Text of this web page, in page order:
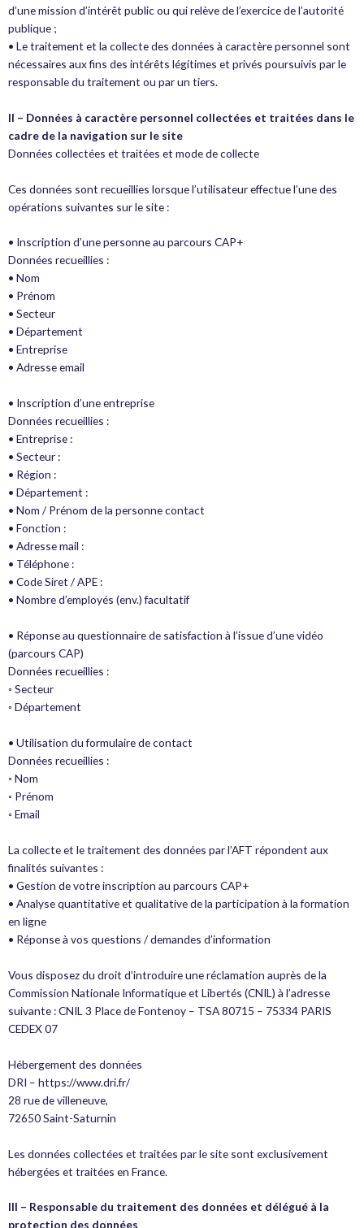
d’une mission d’intérêt public ou qui relève de l’exercice de l’autorité
publique ;
• Le traitement et la collecte des données à caractère personnel sont
nécessaires aux fins des intérêts légitimes et privés poursuivis par le
responsable du traitement ou par un tiers.
II – Données à caractère personnel collectées et traitées dans le
cadre de la navigation sur le site
Données collectées et traitées et mode de collecte
Ces données sont recueillies lorsque l’utilisateur effectue l’une des
opérations suivantes sur le site :
• Inscription d’une personne au parcours CAP+
Données recueillies :
• Nom
• Prénom
• Secteur
• Département
• Entreprise
• Adresse email
• Inscription d’une entreprise
Données recueillies :
• Entreprise :
• Secteur :
• Région :
• Département :
• Nom / Prénom de la personne contact
• Fonction :
• Adresse mail :
• Téléphone :
• Code Siret / APE :
• Nombre d’employés (env.) facultatif
• Réponse au questionnaire de satisfaction à l’issue d’une vidéo
(parcours CAP)
Données recueillies :
◦ Secteur
◦ Département
• Utilisation du formulaire de contact
Données recueillies :
◦ Nom
◦ Prénom
◦ Email
La collecte et le traitement des données par l’AFT répondent aux
finalités suivantes :
• Gestion de votre inscription au parcours CAP+
• Analyse quantitative et qualitative de la participation à la formation
en ligne
• Réponse à vos questions / demandes d’information
Vous disposez du droit d’introduire une réclamation auprès de la
Commission Nationale Informatique et Libertés (CNIL) à l’adresse
suivante : CNIL 3 Place de Fontenoy – TSA 80715 – 75334 PARIS
CEDEX 07
Hébergement des données
DRI – https://www.dri.fr/
28 rue de villeneuve,
72650 Saint-Saturnin
Les données collectées et traitées par le site sont exclusivement
hébergées et traitées en France.
III – Responsable du traitement des données et délégué à la
protection des données